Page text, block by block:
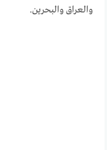
والعراق والبحرين.